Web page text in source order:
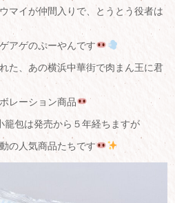
マイが仲間入りで、とうとう役者は
アゲのぷーやんです
た、あの横浜中華街で肉まん王に君
レーション商品
籠包は発売から５年経ちますが
の人気商品たちです